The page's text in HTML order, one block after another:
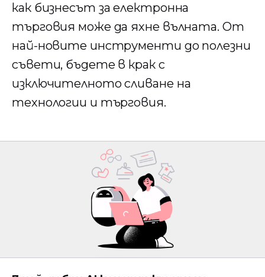
как бизнесът за електронна
търговия може да яхне вълната. От
най-новите инструменти до полезни
съвети, бъдете в крак с
изключителното сливане на
технологии и търговия.